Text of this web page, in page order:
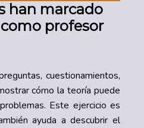
han marcado
profesor
cuestionamientos,
cómo la teoría puede
Este ejercicio es
ayuda a descubrir el